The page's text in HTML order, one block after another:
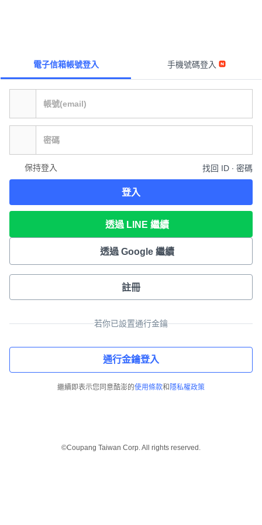
電子信箱帳號登入 手機號碼登入
保持登入 找回 ID ∙ 密碼
登入
透過 LINE 繼續
透過 Google 繼續
註冊
若你已設置通行金鑰
通行金鑰登入
繼續即表示您同意酷澎的使用條款和 隱私權政策
©Coupang Taiwan Corp. All rights reserved.